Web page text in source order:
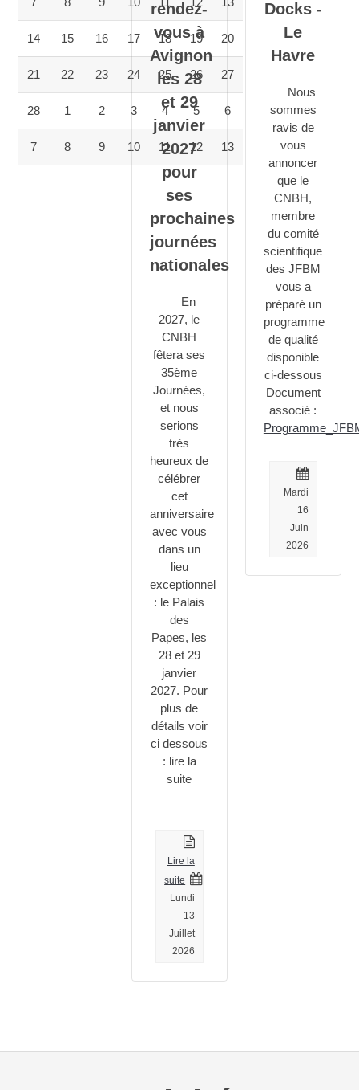
7 8 9 10 11 12 13
14 15 16 17 18 19 20
21 22 23 24 25 26 27
28 1 2 3 4 5 6
7 8 9 10 11 12 13
rendez-
vous à
Avignon
les 28
et 29
janvier
2027
pour
ses
prochaines
journées
nationales
En
2027, le
CNBH
fêtera ses
35ème
Journées,
et nous
serions
très
heureux de
célébrer
cet
anniversaire
avec vous
dans un
lieu
exceptionnel
: le Palais
des
Papes, les
28 et 29
janvier
2027. Pour
plus de
détails voir
ci dessous
: lire la
suite
Lire la
suite
Lundi
13
Juillet
2026
Docks -
Le
Havre
Nous
sommes
ravis de
vous
annoncer
que le
CNBH,
membre
du comité
scientifique
des JFBM
vous a
préparé un
programme
de qualité
disponible
ci-dessous
Document
associé :
Mardi
16
Juin
2026